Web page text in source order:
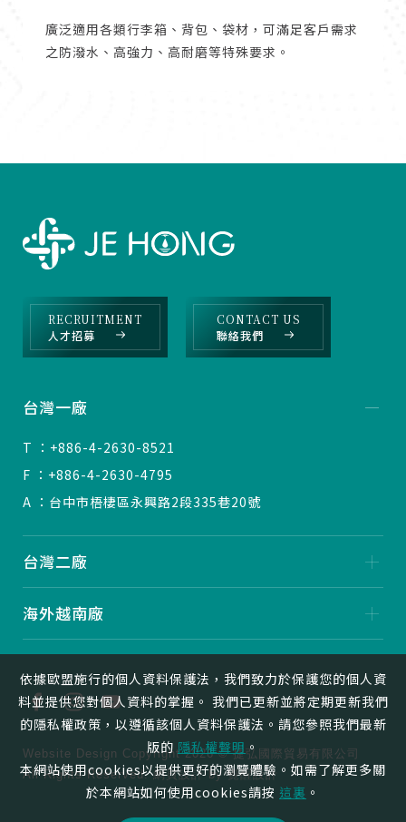
廣泛適用各類行李箱、背包、袋材，可滿足客戶需求
之防潑水、高強力、高耐磨等特殊要求。
RECRUITMENT
人才招募
CONTACT US
聯絡我們
台灣一廠
T ：+886-4-2630-8521
F ：+886-4-2630-4795
A ：台中市梧棲區永興路2段335巷20號
台灣二廠
海外越南廠
Website Design Copyright 2026 © 捷弘國際貿易有限公司
All Rights Reserved.網頁設計by覺醒設計
依據歐盟施行的個人資料保護法，我們致力於保護您的個人資
料並提供您對個人資料的掌握。 我們已更新並將定期更新我們
的隱私權政策，以遵循該個人資料保護法。請您參照我們最新
版的隱私權聲明。
本網站使用cookies以提供更好的瀏覽體驗。如需了解更多關
於本網站如何使用cookies請按 這裏 。